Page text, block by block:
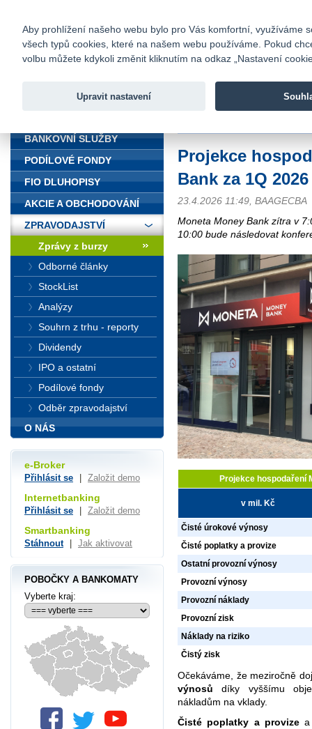
Fio banka
Fio banka
Projekce
Bank za 1Q 2026
23.4.2026 11:49, BAAGECBA
Moneta Money Bank zítra v
10:00 bude následovat
Projekce hospodaření
v mil. Kč
Čisté úrokové výnosy
Čisté poplatky a provize
Ostatní provozní výnosy
Provozní výnosy
Provozní náklady
Provozní zisk
Náklady na riziko
Čistý zisk
Očekáváme, že meziročně
výnosů díky vyššímu
nákladům na vklady.
Čisté poplatky a provize
BANKOVNÍ SLUŽBY
PODÍLOVÉ FONDY
FIO DLUHOPISY
AKCIE A OBCHODOVÁNÍ
ZPRAVODAJSTVÍ
Zprávy z burzy
Odborné články
StockList
Analýzy
Souhrn z trhu - reporty
Dividendy
IPO a ostatní
Podílové fondy
Odběr zpravodajství
O NÁS
e-Broker
Přihlásit se Založit demo
Internetbanking
Přihlásit se Založit demo
Smartbanking
Stáhnout Jak aktivovat
POBOČKY A BANKOMATY
Vyberte kraj:
Aby prohlížení našeho webu bylo pro Vás komfortní, využíváme
všech typů cookies, které na našem webu používáme. Pokud
volbu můžete kdykoli změnit kliknutím na odkaz „Nastavení
Upravit nastavení